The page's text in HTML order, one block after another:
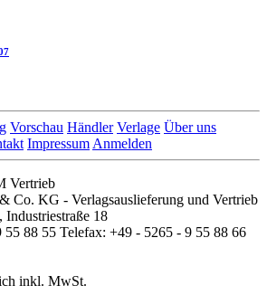
Vorschau Händler Verlage Über uns
Impressum Anmelden
Vertrieb
Co. KG - Verlagsauslieferung und Vertrieb
18
88 55 Telefax: +49 - 5265 - 9 55 88 66
inkl. MwSt.